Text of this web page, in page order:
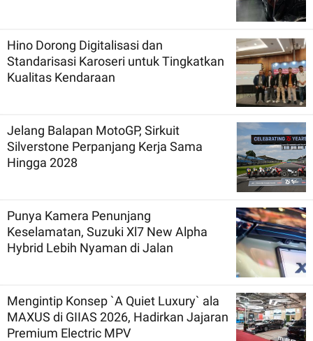
Hino Dorong Digitalisasi dan
Standarisasi Karoseri untuk Tingkatkan
Kualitas Kendaraan
Jelang Balapan MotoGP, Sirkuit
Silverstone Perpanjang Kerja Sama
Hingga 2028
Punya Kamera Penunjang
Keselamatan, Suzuki Xl7 New Alpha
Hybrid Lebih Nyaman di Jalan
Mengintip Konsep `A Quiet Luxury` ala
MAXUS di GIIAS 2026, Hadirkan Jajaran
Premium Electric MPV